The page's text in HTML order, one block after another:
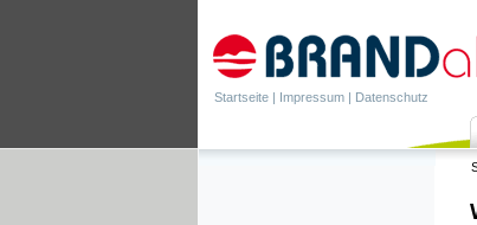
Startseite | Impressum | Datenschutz